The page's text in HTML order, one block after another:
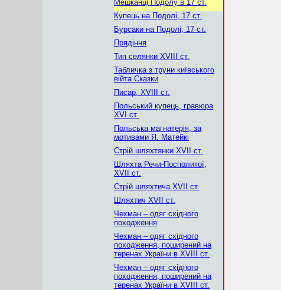
Мешканці Подолу в 17 ст.
Купець на Подолі, 17 ст.
Бурсаки на Подолі, 17 ст.
Прядіння
Тип селянки XVIII ст.
Табличка з труни київського
війта Сказки
Писар, XVIII ст.
Польський купець, гравюра
XVI ст.
Польська магнатерія, за
мотивами Я. Матейкі
Стрій шляхтянки XVII ст.
Шляхта Речи-Посполитої,
XVII ст.
Стрій шляхтича XVII ст.
Шляхтич XVII ст.
Чехман – одяг східного
походження
Чехман – одяг східного
походження, поширений на
теренах України в XVIII ст.
Чехман – одяг східного
походження, поширений на
теренах України в XVIII ст.